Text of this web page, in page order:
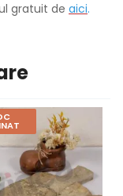
gratuit de aici.